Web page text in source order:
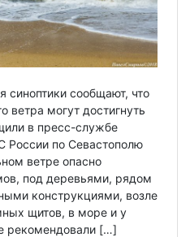
синоптики сообщают, что
ветра могут достигнуть
в пресс-службе
по Севастополю
ветре опасно
под деревьями, рядом
конструкциями, возле
щитов, в море и у
рекомендовали […]